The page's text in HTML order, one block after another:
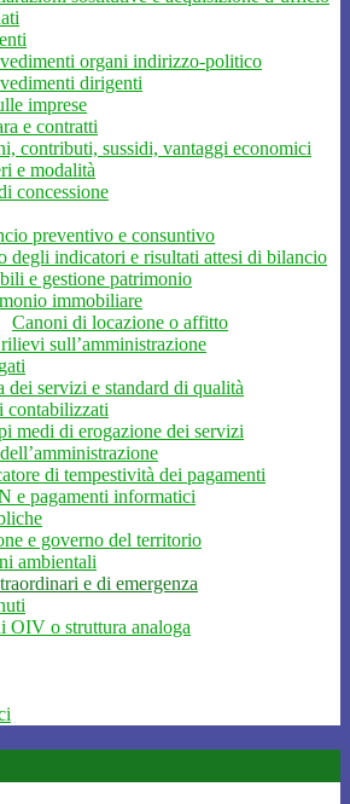
organi indirizzo-politico
dirigenti
imprese
e contratti
contributi, sussidi, vantaggi economici
e modalità
concessione
preventivo e consuntivo
degli indicatori e risultati attesi di bilancio
e gestione patrimonio
immobiliare
Canoni di locazione o affitto
sull’amministrazione
dei servizi e standard di qualità
contabilizzati
medi di erogazione dei servizi
di tempestività dei pagamenti
e pagamenti informatici
e governo del territorio
ambientali
e di emergenza
OIV o struttura analoga